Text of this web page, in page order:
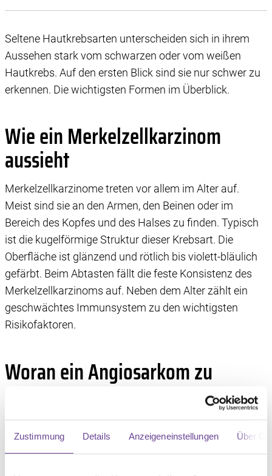
Zustimmung Details Anzeigeneinstellungen Über
Seltene Hautkrebsarten unterscheiden sich in ihrem
Aussehen stark vom schwarzen oder vom weißen
Hautkrebs. Auf den ersten Blick sind sie nur schwer zu
erkennen. Die wichtigsten Formen im Überblick.
Wie ein Merkelzellkarzinom
aussieht
Merkelzellkarzinome treten vor allem im Alter auf.
Meist sind sie an den Armen, den Beinen oder im
Bereich des Kopfes und des Halses zu finden. Typisch
ist die kugelförmige Struktur dieser Krebsart. Die
Oberfläche ist glänzend und rötlich bis violett-bläulich
gefärbt. Beim Abtasten fällt die feste Konsistenz des
Merkelzellkarzinoms auf. Neben dem Alter zählt ein
geschwächtes Immunsystem zu den wichtigsten
Risikofaktoren.
Woran ein Angiosarkom zu
Ärzt:innen unterscheiden bei Angiosarkomen:
Angiosarkome der Kopf- und Gesichtshaut